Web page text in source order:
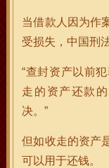
当借款人因为作
受损失，中国刑
“查封资产以前
走的资产还款
决。”
但如收走的资产
可以用于还钱。